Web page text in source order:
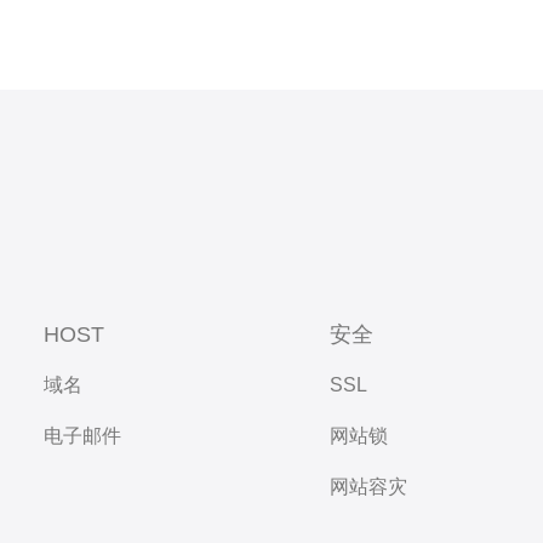
HOST
域名
电子邮件
安全
SSL
网站锁
网站容灾